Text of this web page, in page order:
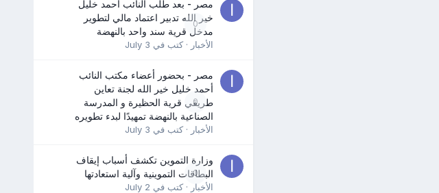
0
مصر - بعد طلب النائب أحمد خليل
خير الله تدبير اعتماد مالي لتطوير
مدخل قرية سند واحد بالنهضة
الأخبار · كتب في July 3
0
مصر - بحضور أعضاء مكتب النائب
أحمد خليل خير الله لجنة تعاين
طريقي قرية الحظيرة و المدرسة
الصناعية بالنهضة تمهيدًا لبدء تطويره
الأخبار · كتب في July 3
0
وزارة التموين تكشف أسباب إيقاف
البطاقات التموينية وآلية استعادتها
الأخبار · كتب في July 2